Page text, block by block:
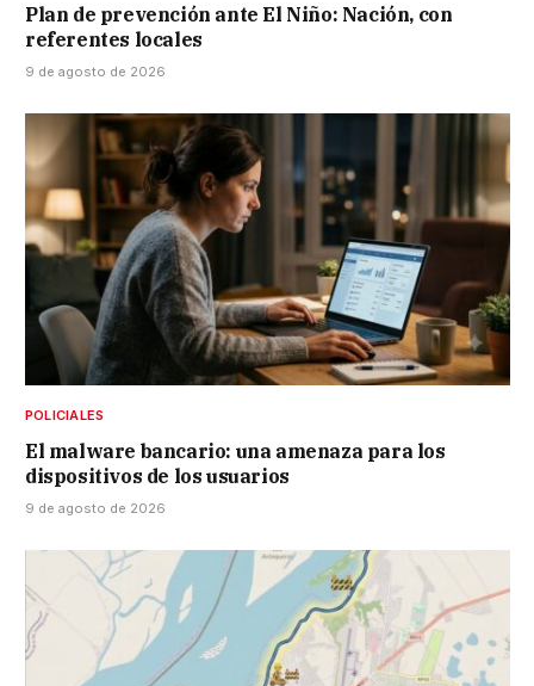
Plan de prevención ante El Niño: Nación, con
referentes locales
9 de agosto de 2026
POLICIALES
El malware bancario: una amenaza para los
dispositivos de los usuarios
9 de agosto de 2026